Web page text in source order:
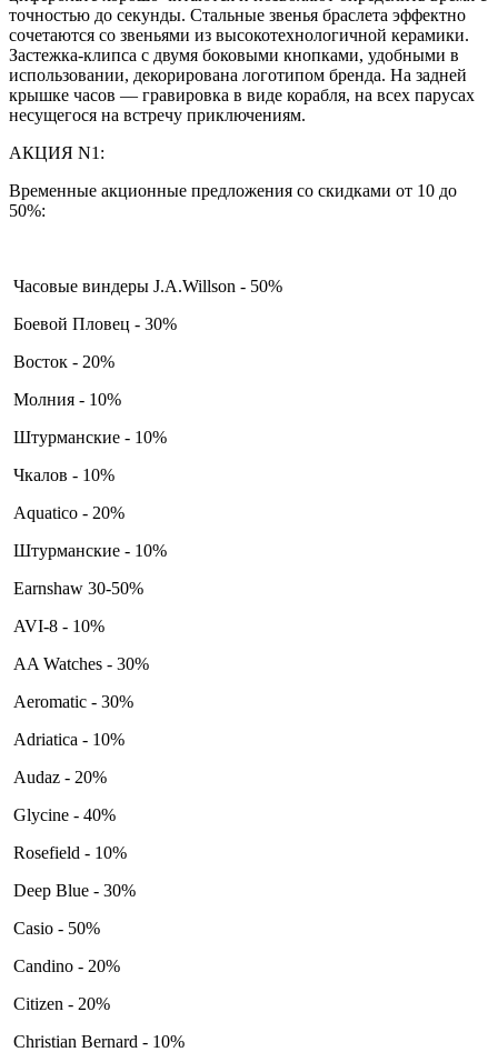
точностью до секунды. Стальные звенья браслета эффектно
сочетаются со звеньями из высокотехнологичной керамики.
Застежка-клипса с двумя боковыми кнопками, удобными в
использовании, декорирована логотипом бренда. На задней
крышке часов — гравировка в виде корабля, на всех парусах
несущегося на встречу приключениям.
АКЦИЯ N1:
Временные акционные предложения со скидками от 10 до
50%:
Часовые виндеры J.A.Willson - 50%
Боевой Пловец - 30%
Восток - 20%
Молния - 10%
Штурманские - 10%
Чкалов - 10%
Aquatico - 20%
Штурманские - 10%
Earnshaw 30-50%
AVI-8 - 10%
AA Watches - 30%
Aeromatic - 30%
Adriatica - 10%
Audaz - 20%
Glycine - 40%
Rosefield - 10%
Deep Blue - 30%
Casio - 50%
Candino - 20%
Citizen - 20%
Christian Bernard - 10%